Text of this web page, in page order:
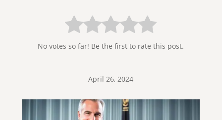
No votes so far! Be the first to rate this post.
April 26, 2024